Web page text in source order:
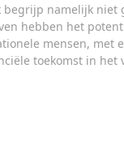
namelijk niet
hebben het
mensen, met
toekomst in